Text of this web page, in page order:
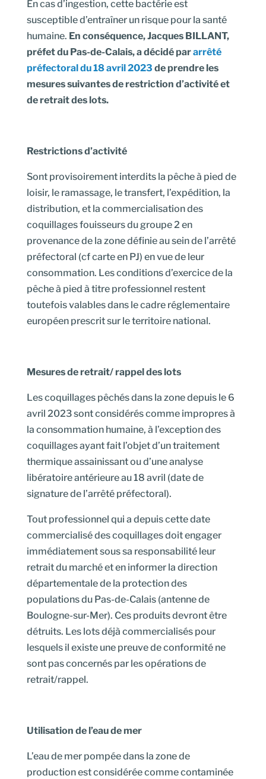
En cas d’ingestion, cette bactérie est
susceptible d’entraîner un risque pour la santé
humaine. En conséquence, Jacques BILLANT,
préfet du Pas-de-Calais, a décidé pararrêté
préfectoral du 18 avril 2023 de prendre les
mesures suivantes de restriction d’activité et
de retrait des lots.
Restrictions d’activité
Sont provisoirement interdits la pêche à pied de
loisir, le ramassage, le transfert, l’expédition, la
distribution, et la commercialisation des
coquillages fouisseurs du groupe 2 en
provenance de la zone définie au sein de l’arrêté
préfectoral (cf carte en PJ) en vue de leur
consommation. Les conditions d’exercice de la
pêche à pied à titre professionnel restent
toutefois valables dans le cadre réglementaire
européen prescrit sur le territoire national.
Mesures de retrait/ rappel des lots
Les coquillages pêchés dans la zone depuis le 6
avril 2023 sont considérés comme impropres à
la consommation humaine, à l’exception des
coquillages ayant fait l’objet d’un traitement
thermique assainissant ou d’une analyse
libératoire antérieure au 18 avril (date de
signature de l’arrêté préfectoral).
Tout professionnel qui a depuis cette date
commercialisé des coquillages doit engager
immédiatement sous sa responsabilité leur
retrait du marché et en informer la direction
départementale de la protection des
populations du Pas-de-Calais (antenne de
Boulogne-sur-Mer). Ces produits devront être
détruits. Les lots déjà commercialisés pour
lesquels il existe une preuve de conformité ne
sont pas concernés par les opérations de
retrait/rappel.
Utilisation de l’eau de mer
L’eau de mer pompée dans la zone de
production est considérée comme contaminée